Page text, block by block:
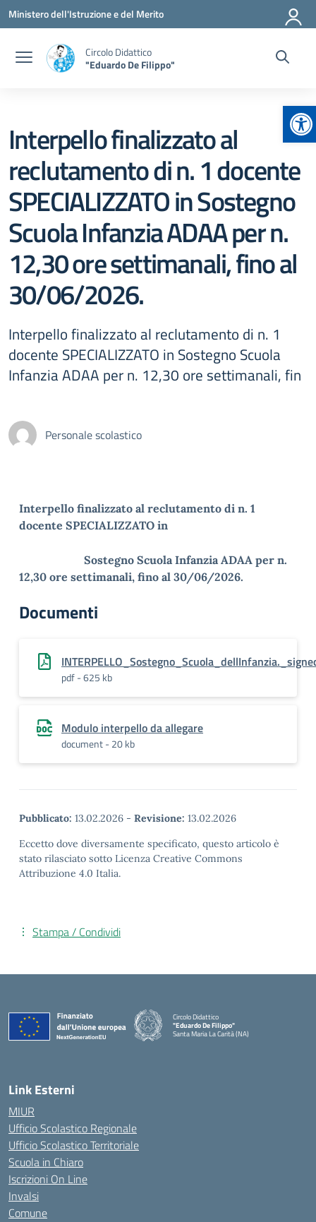
Vai ai contenuti
Vai al menu di navigazione
Vai al footer
Ministero dell'Istruzione e del Merito
Circolo Didattico
"Eduardo De Filippo"
Interpello finalizzato al
reclutamento di n. 1 docente
SPECIALIZZATO in Sostegno
Scuola Infanzia ADAA per n.
12,30 ore settimanali, fino al
30/06/2026.
Interpello finalizzato al reclutamento di n. 1
docente SPECIALIZZATO in Sostegno Scuola
Infanzia ADAA per n. 12,30 ore settimanali, fin
Personale scolastico
Interpello finalizzato al reclutamento di n. 1
docente SPECIALIZZATO in
Sostegno Scuola Infanzia ADAA per n.
12,30 ore settimanali, fino al 30/06/2026.
Documenti
pdf - 625 kb
Modulo interpello da allegare
document - 20 kb
Pubblicato: 13.02.2026 - Revisione: 13.02.2026
Eccetto dove diversamente specificato, questo articolo è
stato rilasciato sotto Licenza Creative Commons
Attribuzione 4.0 Italia.
Stampa / Condividi
Circolo Didattico
"Eduardo De Filippo"
Santa Maria La Carità (NA)
Link Esterni
MIUR
Ufficio Scolastico Regionale
Ufficio Scolastico Territoriale
Scuola in Chiaro
Iscrizioni On Line
Invalsi
Comune